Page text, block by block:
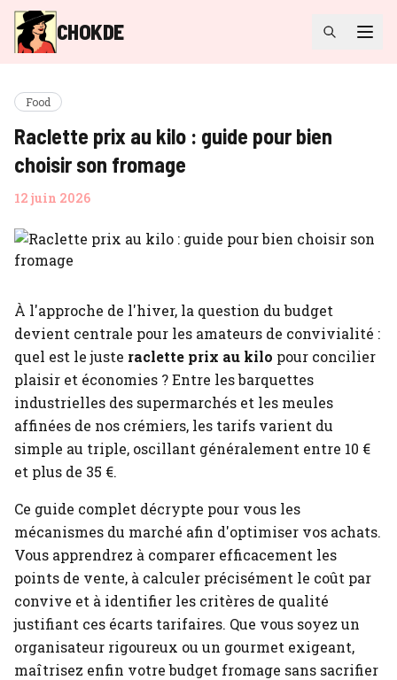
CHOKDE
Food
Raclette prix au kilo : guide pour bien
choisir son fromage
12 juin 2026
À l'approche de l'hiver, la question du budget
devient centrale pour les amateurs de convivialité :
quel est le juste raclette prix au kilo pour concilier
plaisir et économies ? Entre les barquettes
industrielles des supermarchés et les meules
affinées de nos crémiers, les tarifs varient du
simple au triple, oscillant généralement entre 10 €
et plus de 35 €.
Ce guide complet décrypte pour vous les
mécanismes du marché afin d'optimiser vos achats.
Vous apprendrez à comparer efficacement les
points de vente, à calculer précisément le coût par
convive et à identifier les critères de qualité
justifiant ces écarts tarifaires. Que vous soyez un
organisateur rigoureux ou un gourmet exigeant,
maîtrisez enfin votre budget fromage sans sacrifier